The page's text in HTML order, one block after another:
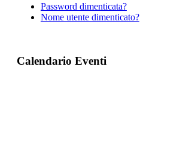
Password dimenticata?
Nome utente dimenticato?
Calendario Eventi